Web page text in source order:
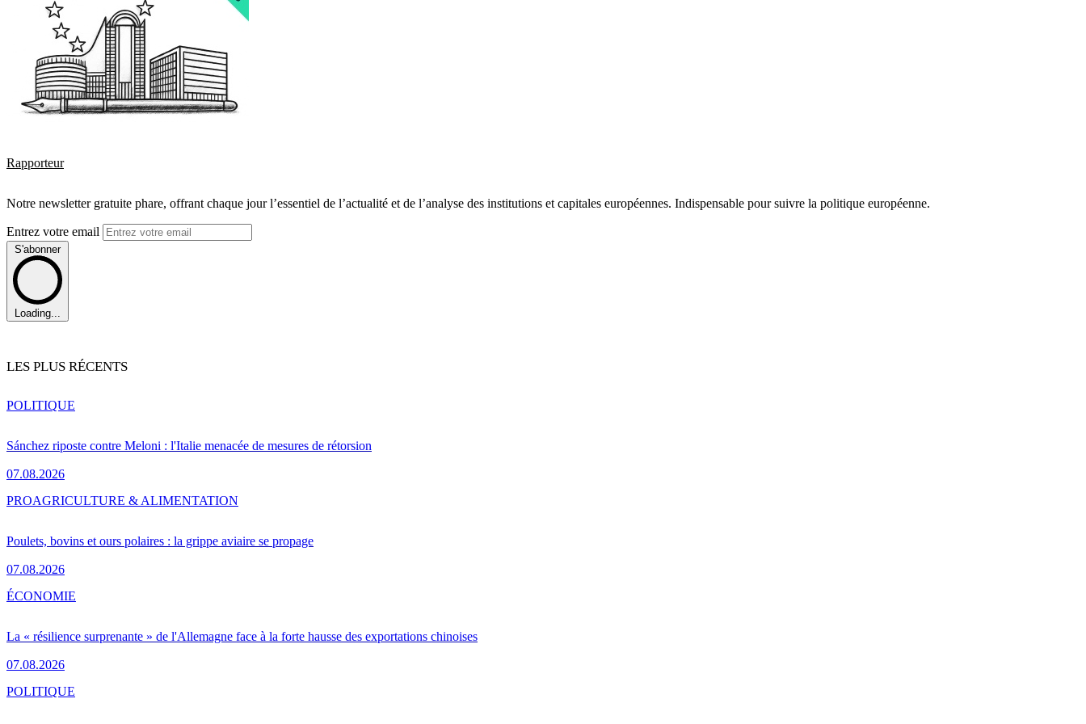
Rapporteur
Notre newsletter gratuite phare, offrant chaque jour l’essentiel de l’actualité et de l’analyse des institutions et capitales européennes. Indispensable pour suivre la politique européenne.
Entrez votre email
S'abonner
Loading...
LES PLUS RÉCENTS
Sánchez riposte contre Meloni : l'Italie menacée de mesures de rétorsion
07.08.2026
POLITIQUE
Poulets, bovins et ours polaires : la grippe aviaire se propage
07.08.2026
PROAGRICULTURE & ALIMENTATION
La « résilience surprenante » de l'Allemagne face à la forte hausse des exportations chinoises
07.08.2026
ÉCONOMIE
POLITIQUE